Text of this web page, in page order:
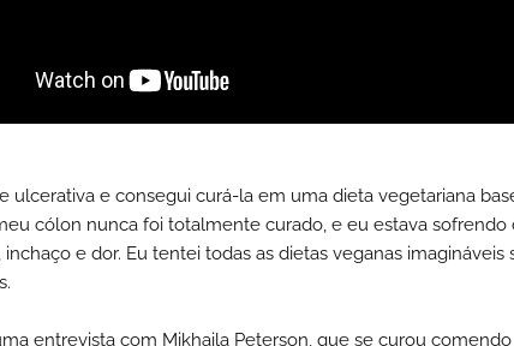
ulcerativa e consegui curá-la em uma dieta vegetariana
cólon nunca foi totalmente curado, e eu estava sofrendo
inchaço e dor. Eu tentei todas as dietas veganas imagináveis
entrevista com Mikhaila Peterson, que se curou